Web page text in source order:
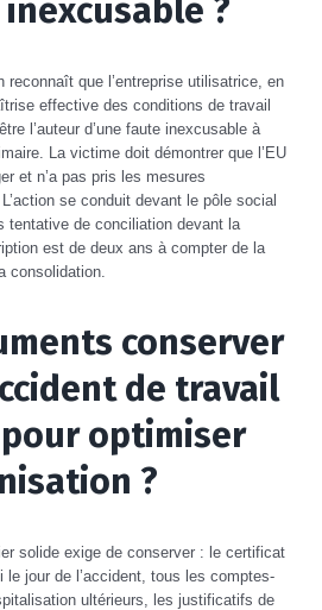
?
reconnaît que l’entreprise utilisatrice, en
effective des conditions de travail
l’auteur d’une faute inexcusable à
La victime doit démontrer que l’EU
et n’a pas pris les mesures
se conduit devant le pôle social
tentative de conciliation devant la
est de deux ans à compter de la
consolidation.
conserver
de travail
optimiser
?
solide exige de conserver : le certificat
le jour de l’accident, tous les comptes-
ultérieurs, les justificatifs de